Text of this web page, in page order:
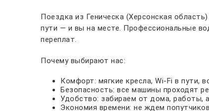
Поездка из Геническа (Херсонская
пути — и вы на месте. Профессиональные
переплат.
Почему выбирают нас:
Комфорт: мягкие кресла, Wi-Fi в пути,
Безопасность: все машины проходят
Удобство: забираем от дома, работы,
Экономия времени: не ждем